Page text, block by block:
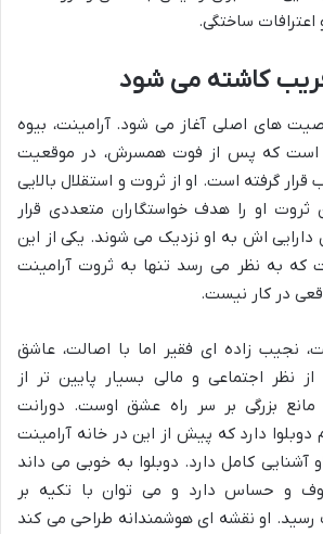
ساختگی.
کاشته می شود
های اصلی آغاز می شود. آرامینت، بیوه
است که پس از فوت همسرش، در موقعیت
گرفته است. او از ثروت و استقلال بالایی
ثروت او را هدف خواستگاران متعددی قرار
دارایی اش به او نزدیک می شوند. یکی از این
که به نظر می رسد تنها به ثروت آرامینت
در کار نیست.
نجیب زاده ای فقیر اما با اصالت، عاشق
نظر اجتماعی و مالی بسیار پایین تر از
بزرگی بر سر راه عشق اوست. دورانت
دوبلوا دارد که پیش از این در خانه آرامینت
کامل دارد. دوبلوا به خوبی می داند
و حساس دارد و می توان با تکیه بر
او نقشه ای هوشمندانه طراحی می کند